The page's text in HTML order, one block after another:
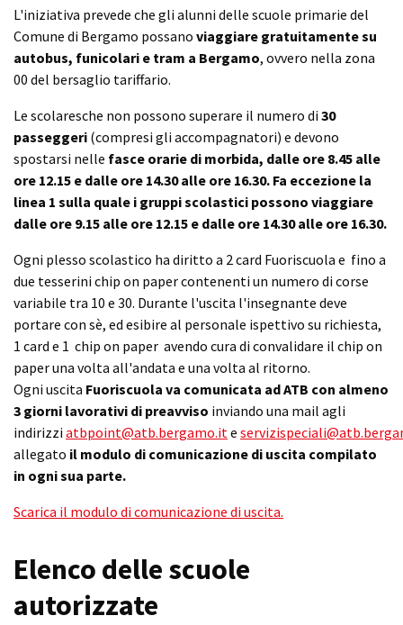
L'iniziativa prevede che gli alunni delle scuole primarie del
Comune di Bergamo possano viaggiare gratuitamente su
autobus, funicolari e tram a Bergamo, ovvero nella zona
00 del bersaglio tariffario.
Le scolaresche non possono superare il numero di 30
passeggeri (compresi gli accompagnatori) e devono
spostarsi nelle fasce orarie di morbida, dalle ore 8.45 alle
ore 12.15 e dalle ore 14.30 alle ore 16.30. Fa eccezione la
linea 1 sulla quale i gruppi scolastici possono viaggiare
dalle ore 9.15 alle ore 12.15 e dalle ore 14.30 alle ore 16.30.
Ogni plesso scolastico ha diritto a 2 card Fuoriscuola e fino a
due tesserini chip on paper contenenti un numero di corse
variabile tra 10 e 30. Durante l'uscita l'insegnante deve
portare con sè, ed esibire al personale ispettivo su richiesta,
1 card e 1 chip on paper avendo cura di convalidare il chip on
paper una volta all'andata e una volta al ritorno.
Ogni uscita Fuoriscuola va comunicata ad ATB con almeno
3 giorni lavorativi di preavviso inviando una mail agli
indirizzi atbpoint@atb.bergamo.ite
allegato il modulo di comunicazione di uscita compilato
in ogni sua parte.
Scarica il modulo di comunicazione di uscita.
Elenco delle scuole
autorizzate